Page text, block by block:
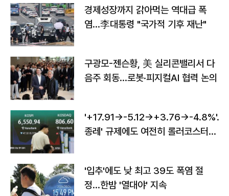
경제성장까지 갉아먹는 역대급 폭
염…李대통령 "국가적 기후 재난"
구광모-젠슨황, 美 실리콘밸리서 다
음주 회동…로봇·피지컬AI 협력 논의
'+17.91→-5.12→+3.76→-4.8%'…'
종레' 규제에도 여전히 롤러코스터
'입추'에도 낮 최고 39도 폭염 절
정…한밤 '열대야' 지속